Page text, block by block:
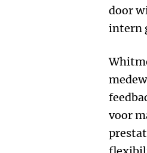
door
intern
voor